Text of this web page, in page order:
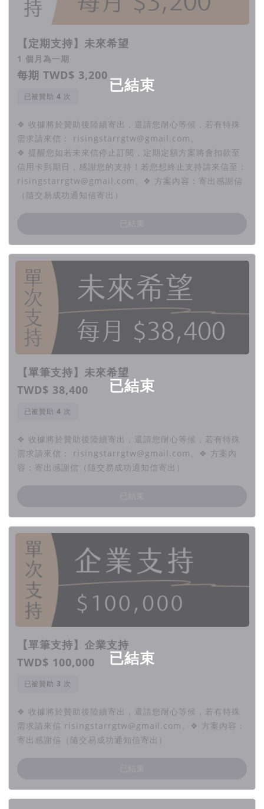
已結束
【定期支持】未來希望
1 個月為一期
每期 TWD$ 3,200
已被贊助 次
❖ 收據將於贊助後陸續寄出，還請您耐心等候，若有特殊
需求請來信： risingstarrgtw@gmail.com。
❖ 提醒您如若未來信停止訂閱，定期定額方案將會扣款至
信用卡到期日，感謝您的支持！若您想終止支持請來信至：
risingstarrgtw@gmail.com。❖ 方案內容：寄出感謝信
（隨交易成功通知信寄出）
已結束
【單筆支持】未來希望
TWD$ 38,400
已被贊助 次
❖ 收據將於贊助後陸續寄出，還請您耐心等候，若有特殊
需求請來信： risingstarrgtw@gmail.com。❖ 方案內
容：寄出感謝信（隨交易成功通知信寄出）
已結束
【單筆支持】企業支持
TWD$ 100,000
已被贊助 次
❖ 收據將於贊助後陸續寄出，還請您耐心等候，若有特殊
需求請來信 risingstarrgtw@gmail.com。❖ 方案內容：
寄出感謝信（隨交易成功通知信寄出）